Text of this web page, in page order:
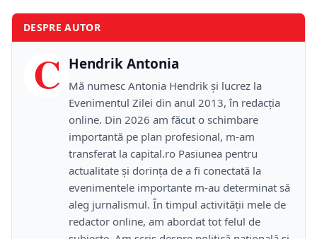
DESPRE AUTOR
C Hendrik Antonia
Mă numesc Antonia Hendrik și lucrez la
Evenimentul Zilei din anul 2013, în redacția
online. Din 2026 am făcut o schimbare
importantă pe plan profesional, m-am
transferat la capital.ro Pasiunea pentru
actualitate și dorința de a fi conectată la
evenimentele importante m-au determinat să
aleg jurnalismul. În timpul activității mele de
redactor online, am abordat tot felul de